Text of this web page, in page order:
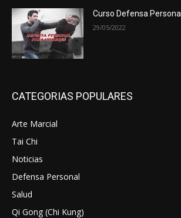
Curso Defensa Personal
29/05/2022
CATEGORIAS POPULARES
Arte Marcial
Tai Chi
Noticias
Defensa Personal
Salud
Qi Gong (Chi Kung)